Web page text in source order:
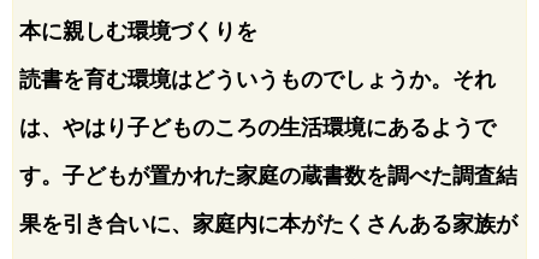
本に親しむ環境づくりを
読書を育む環境はどういうものでしょうか。それ
は、やはり子どものころの生活環境にあるようで
す。子どもが置かれた家庭の蔵書数を調べた調査結
果を引き合いに、家庭内に本がたくさんある家族が